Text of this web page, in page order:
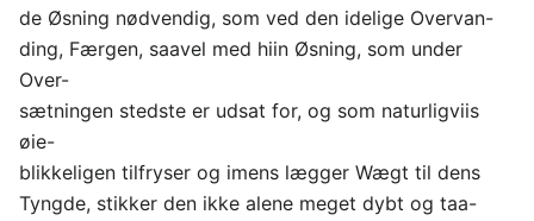
de Øsning nødvendig, som ved den idelige Overvan-
ding, Færgen, saavel med hiin Øsning, som under
Over-
sætningen stedste er udsat for, og som naturligviis
øie-
blikkeligen tilfryser og imens lægger Wægt til dens
Tyngde, stikker den ikke alene meget dybt og taa-